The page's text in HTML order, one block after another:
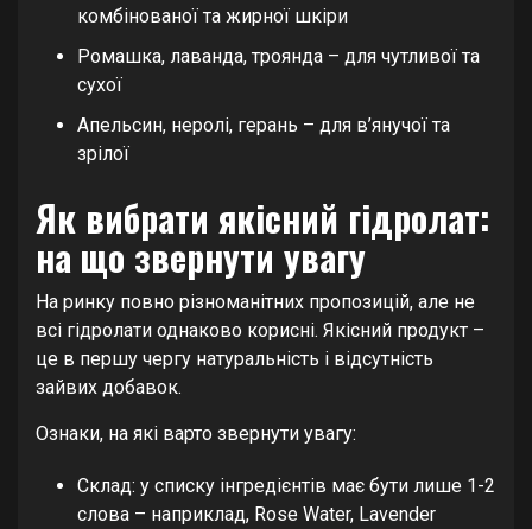
комбінованої та жирної шкіри
Ромашка, лаванда, троянда – для чутливої та
сухої
Апельсин, неролі, герань – для в’янучої та
зрілої
Як вибрати якісний гідролат:
на що звернути увагу
На ринку повно різноманітних пропозицій, але не
всі гідролати однаково корисні. Якісний продукт –
це в першу чергу натуральність і відсутність
зайвих добавок.
Ознаки, на які варто звернути увагу:
Склад: у списку інгредієнтів має бути лише 1-2
слова – наприклад, Rose Water, Lavender